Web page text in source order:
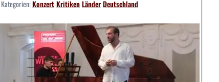
Kategorien:KonzertKritikenLänderDeutschland